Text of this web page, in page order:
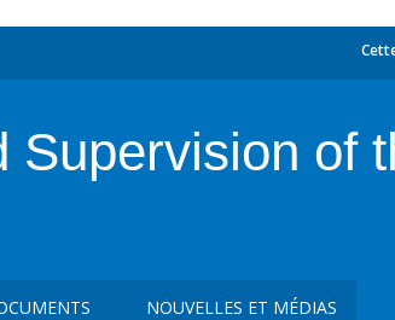
Supervision of
NOUVELLES ET MÉDIAS